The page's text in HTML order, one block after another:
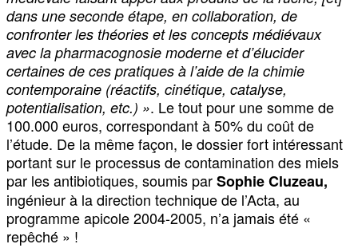
dans une seconde étape, en collaboration, de
confronter les théories et les concepts médiévaux
avec la pharmacognosie moderne et d’élucider
certaines de ces pratiques à l’aide de la chimie
contemporaine (réactifs, cinétique, catalyse,
potentialisation, etc.) ». Le tout pour une somme de
100.000 euros, correspondant à 50% du coût de
l’étude. De la même façon, le dossier fort intéressant
portant sur le processus de contamination des miels
par les antibiotiques, soumis parSophie Cluzeau,
ingénieur à la direction technique de l’Acta, au
programme apicole 2004-2005, n’a jamais été «
repêché » !